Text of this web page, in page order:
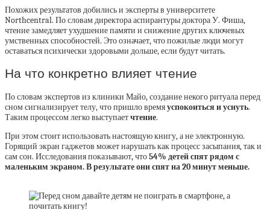
Похожих результатов добились и эксперты в университете
Northcentral. По словам директора аспирантуры доктора У. Фиша,
чтение замедляет ухудшение памяти и снижение других ключевых
умственных способностей. Это означает, что пожилые люди могут
оставаться психически здоровыми дольше, если будут читать.
На что конкретно влияет чтение
По словам экспертов из клиники Майо, создание некого ритуала перед
сном сигнализирует телу, что пришло времяуспокоиться и уснуть.
Таким процессом легко выступаетчтение.
При этом стоит использовать настоящую книгу, а не электронную.
Горящий экран гаджетов может нарушать как процесс засыпания, так и
сам сон. Исследования показывают, что54% детей спят рядом с
маленьким экраном. В результате они спят на 20 минут меньше.